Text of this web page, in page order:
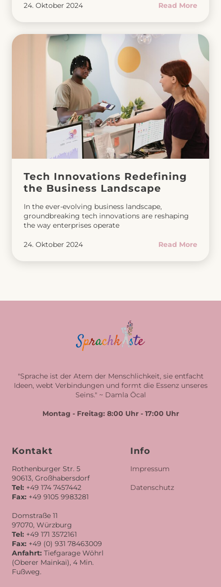
24. Oktober 2024 Read More
Tech Innovations Redefining
the Business Landscape
In the ever-evolving business landscape,
groundbreaking tech innovations are reshaping
the way enterprises operate
24. Oktober 2024 Read More
"Sprache ist der Atem der Menschlichkeit, sie entfacht
Ideen, webt Verbindungen und formt die Essenz unseres
Seins." ~ Damla Öcal
Montag - Freitag: 8:00 Uhr - 17:00 Uhr
Kontakt
Rothenburger Str. 5
90613, Großhabersdorf
Tel: +49 174 7457442
Fax: +49 9105 9983281
Domstraße 11
97070, Würzburg
Tel: +49 171 3572161
Fax: +49 (0) 931 78463009
Anfahrt: Tiefgarage Wöhrl
(Oberer Mainkai), 4 Min.
Fußweg.
Info
Impressum
Datenschutz